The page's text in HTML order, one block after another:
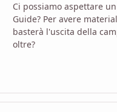
Ci possiamo aspettare
Guide? Per avere
basterà l'uscita della
oltre?